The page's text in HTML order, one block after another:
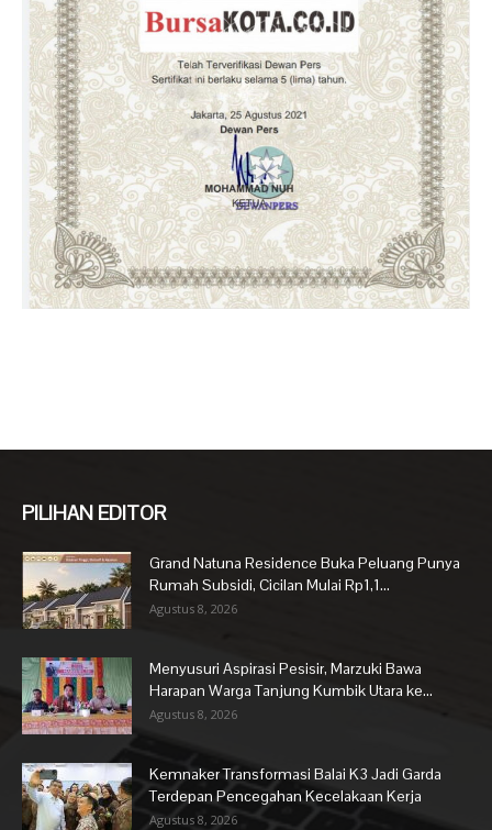
PILIHAN EDITOR
Grand Natuna Residence Buka Peluang Punya
Rumah Subsidi, Cicilan Mulai Rp1,1...
Agustus 8, 2026
Menyusuri Aspirasi Pesisir, Marzuki Bawa
Harapan Warga Tanjung Kumbik Utara ke...
Agustus 8, 2026
Kemnaker Transformasi Balai K3 Jadi Garda
Terdepan Pencegahan Kecelakaan Kerja
Agustus 8, 2026